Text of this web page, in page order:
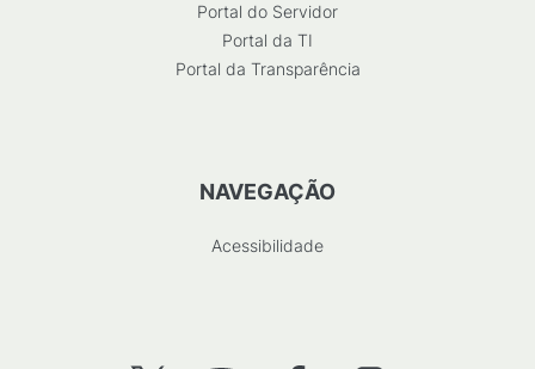
Portal do Servidor
Portal da TI
Portal da Transparência
NAVEGAÇÃO
Acessibilidade